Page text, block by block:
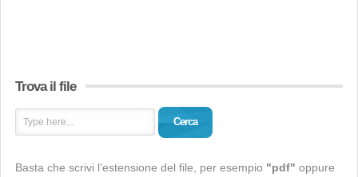
Trova il file
Cerca
Basta che scrivi l’estensione del file, per esempio "pdf" oppure